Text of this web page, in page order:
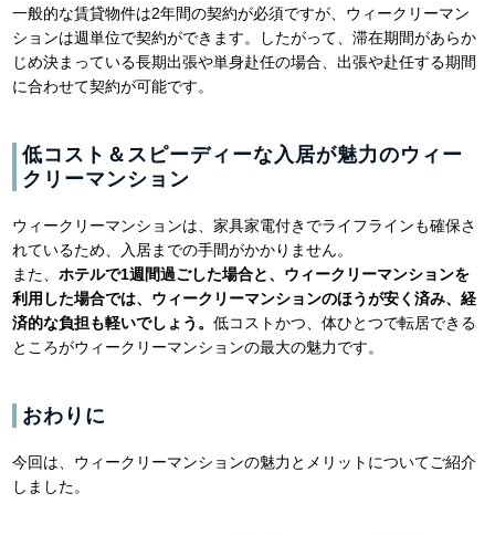
一般的な賃貸物件は2年間の契約が必須ですが、ウィークリーマン
ションは週単位で契約ができます。したがって、滞在期間があらか
じめ決まっている長期出張や単身赴任の場合、出張や赴任する期間
に合わせて契約が可能です。
低コスト＆スピーディーな入居が魅力のウィー
クリーマンション
ウィークリーマンションは、家具家電付きでライフラインも確保さ
れているため、入居までの手間がかかりません。
また、ホテルで1週間過ごした場合と、ウィークリーマンションを
利用した場合では、ウィークリーマンションのほうが安く済み、経
済的な負担も軽いでしょう。低コストかつ、体ひとつで転居できる
ところがウィークリーマンションの最大の魅力です。
おわりに
今回は、ウィークリーマンションの魅力とメリットについてご紹介
しました。